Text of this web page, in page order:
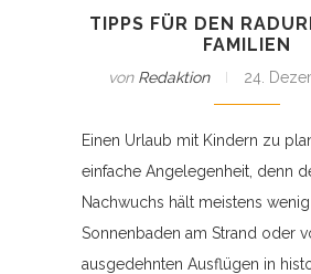
TIPPS FÜR DEN
FAMILIEN
von Redaktion 24.
Einen Urlaub mit Kindern zu
einfache Angelegenheit, denn
Nachwuchs hält meistens
Sonnenbaden am Strand oder
ausgedehnten Ausflügen in